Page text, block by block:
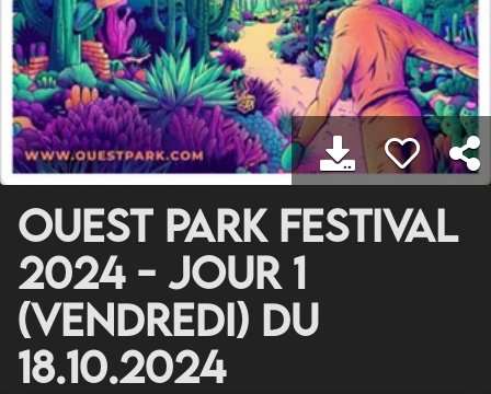
Ouest park Festival
2024 - Jour 1
(vendredi) du
18.10.2024